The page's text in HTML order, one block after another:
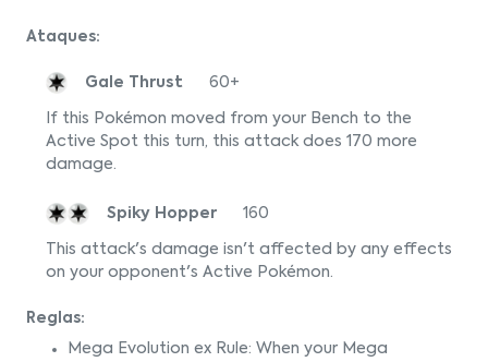
Ataques:
Gale Thrust 60+
If this Pokémon moved from your Bench to the
Active Spot this turn, this attack does 170 more
damage.
Spiky Hopper 160
This attack's damage isn't affected by any effects
on your opponent's Active Pokémon.
Reglas:
Mega Evolution ex Rule: When your Mega